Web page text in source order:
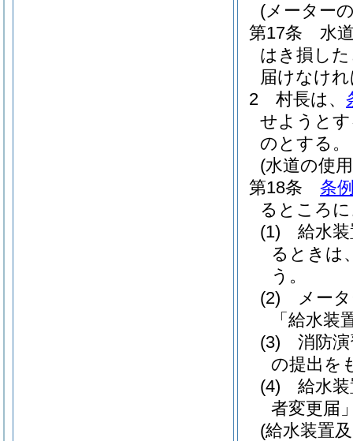
(メーター
第17条
水
はき損し
届けなけ
2
村長は、
せようと
のとする。
(水道の使
第18条
条
るところ
(1)
給水
るときは
う。
(2)
メー
「給水装
(3)
消防
の提出を
(4)
給水
者変更届
(給水装置